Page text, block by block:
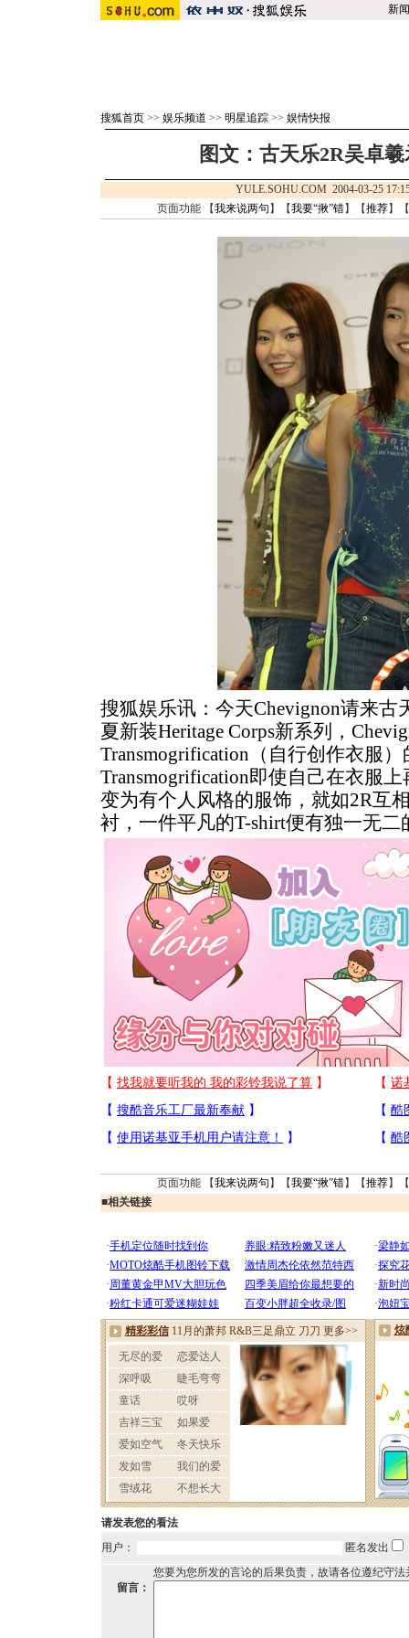
新闻
搜狐首页 >> 娱乐频道 >> 明星追踪 >> 娱情快报
图文：古天乐2R吴卓
YULE.SOHU.COM 2004-03-25
页面功能 【我来说两句 】【我要“揪”错】【推荐】
搜狐娱乐讯：今天Chevignon请来古
夏新装Heritage Corps新系列，
Transmogrification（自行创作衣服
Transmogrification即使自己在衣服
变为有个人风格的服饰，就如2R互
衬，一件平凡的T-shirt便有独一无
页面功能 【我来说两句 】【我要“揪”错】【推荐】
■相关链接
请发表您的看法
用户：
匿名发出
您要为您所发的言论的后果负责，故请各位遵纪守
留言：